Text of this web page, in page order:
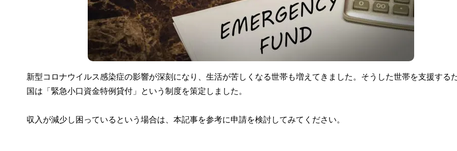
新型コロナウイルス感染症の影響が深刻になり、生活が苦しくなる世帯も増えてきました。そうした世帯を支援する
国は「緊急小口資金特例貸付」という制度を策定しました。
収入が減少し困っているという場合は、本記事を参考に申請を検討してみてください。